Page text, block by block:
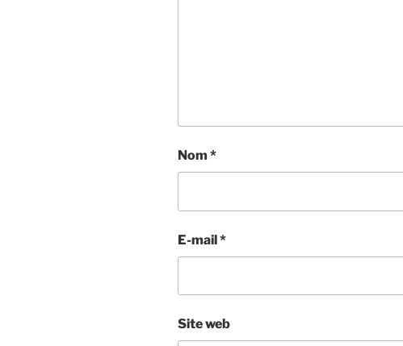
Nom *
E-mail*
Site web